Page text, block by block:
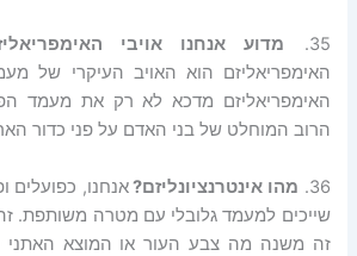
35. מדוע אנחנו אויבי
האימפריאליזם הוא האויב העיקרי של
האימפריאליזם מדכא לא רק את מעמד
הרוב המוחלט של בני האדם על פני כדור
36. מהו אינטרנציונליזם?אנחנו, כפועלים
שייכים למעמד גלובלי עם מטרה משותפת.
זה משנה מה צבע העור או המוצא האתני